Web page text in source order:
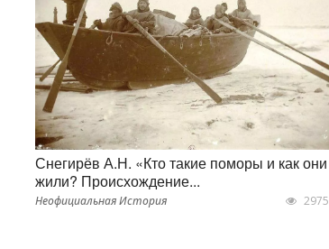
Снегирёв А.Н. «Кто такие поморы и как они
жили? Происхождение...
Неофициальная История 2975